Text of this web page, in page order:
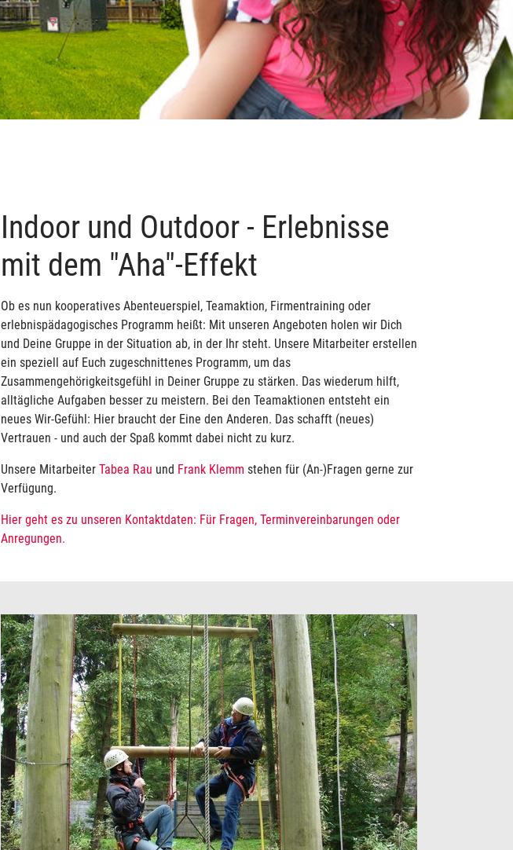
Indoor und Outdoor - Erlebnisse
mit dem "Aha"-Effekt
Ob es nun kooperatives Abenteuerspiel, Teamaktion, Firmentraining oder
erlebnispädagogisches Programm heißt: Mit unseren Angeboten holen wir Dich
und Deine Gruppe in der Situation ab, in der Ihr steht. Unsere Mitarbeiter erstellen
ein speziell auf Euch zugeschnittenes Programm, um das
Zusammengehörigkeitsgefühl in Deiner Gruppe zu stärken. Das wiederum hilft,
alltägliche Aufgaben besser zu meistern. Bei den Teamaktionen entsteht ein
neues Wir-Gefühl: Hier braucht der Eine den Anderen. Das schafft (neues)
Vertrauen - und auch der Spaß kommt dabei nicht zu kurz.
Unsere Mitarbeiter Tabea Rau und Frank Klemm stehen für (An-)Fragen gerne zur
Verfügung.
Hier geht es zu unseren Kontaktdaten: Für Fragen, Terminvereinbarungen oder
Anregungen.